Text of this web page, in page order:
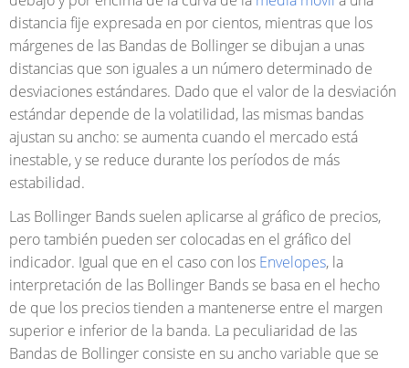
distancia fije expresada en por cientos, mientras que los
márgenes de las Bandas de Bollinger se dibujan a unas
distancias que son iguales a un número determinado de
desviaciones estándares. Dado que el valor de la desviación
estándar depende de la volatilidad, las mismas bandas
ajustan su ancho: se aumenta cuando el mercado está
inestable, y se reduce durante los períodos de más
estabilidad.
Las Bollinger Bands suelen aplicarse al gráfico de precios,
pero también pueden ser colocadas en el gráfico del
indicador. Igual que en el caso con los Envelopes, la
interpretación de las Bollinger Bands se basa en el hecho
de que los precios tienden a mantenerse entre el margen
superior e inferior de la banda. La peculiaridad de las
Bandas de Bollinger consiste en su ancho variable que se